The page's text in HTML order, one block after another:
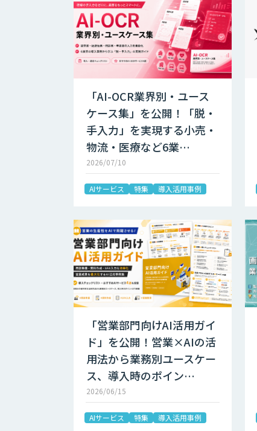
「AI-OCR業界別・ユース
ケース集」を公開！「脱・
手入力」を実現する小売・
物流・医療など6業…
2026/07/10
AIサービス 特集 導入活用事例
「営業部門向けAI活用ガイ
ド」を公開！営業×AIの活
用法から業務別ユースケー
ス、導入時のポイン…
2026/06/15
AIサービス 特集 導入活用事例